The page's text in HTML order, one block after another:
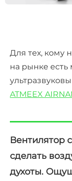
Для тех, кому
на рынке
ATMEEX
Вентилятор
сделать
духоты.